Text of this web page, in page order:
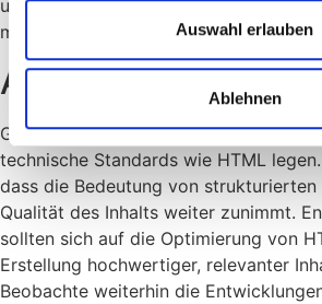
Auswahl erlauben
Ablehnen
unterstreicht die Aussage, dass diese
messbaren Einfluss auf das Ranking hat.
Ausblick
Google wird voraussichtlich weiterhin
technische Standards wie HTML
dass die Bedeutung von
Qualität des Inhalts weiter zunimmt.
sollten sich auf die Optimierung von
Erstellung hochwertiger, relevanter
Beobachte weiterhin die